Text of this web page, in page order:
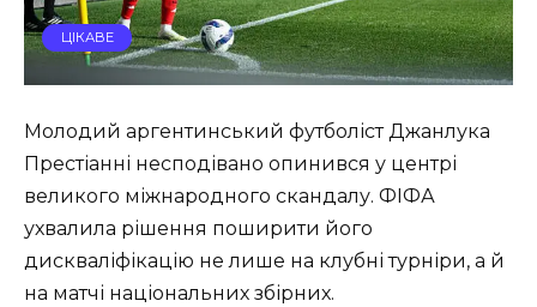
ЦІКАВЕ
Молодий аргентинський футболіст Джанлука
Престіанні несподівано опинився у центрі
великого міжнародного скандалу. ФІФА
ухвалила рішення поширити його
дискваліфікацію не лише на клубні турніри, а й
на матчі національних збірних.